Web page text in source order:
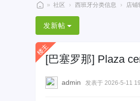
西
班
牙
华
» 社区 › 西班牙分类信息 › 店铺
发新帖
[巴塞罗那] Plaza
admin 发表于 2026-5-11